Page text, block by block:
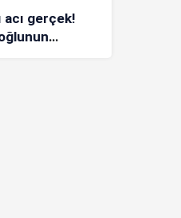
acı gerçek!